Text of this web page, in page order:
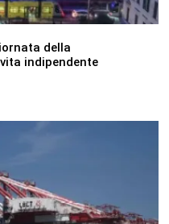
della
indipendente